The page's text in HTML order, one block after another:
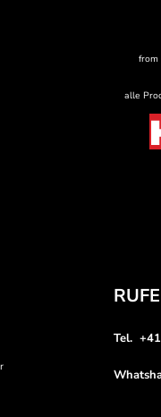
from
alle
Tel.